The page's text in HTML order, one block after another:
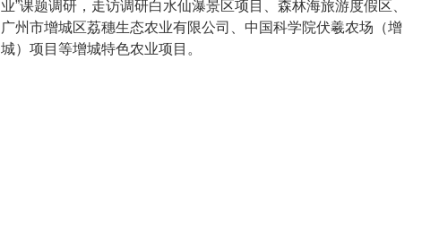
业”课题调研，走访调研白水仙瀑景区项目、森林海旅游度假区、
广州市增城区荔穗生态农业有限公司、中国科学院伏羲农场（增
城）项目等增城特色农业项目。